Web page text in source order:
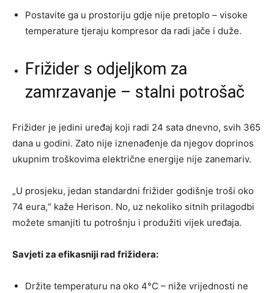
Postavite ga u prostoriju gdje nije pretoplo – visoke
temperature tjeraju kompresor da radi jače i duže.
Frižider s odjeljkom za
zamrzavanje – stalni potrošač
Frižider je jedini uređaj koji radi 24 sata dnevno, svih 365
dana u godini. Zato nije iznenađenje da njegov doprinos
ukupnim troškovima električne energije nije zanemariv.
„U prosjeku, jedan standardni frižider godišnje troši oko
74 eura,“ kaže Herison. No, uz nekoliko sitnih prilagodbi
možete smanjiti tu potrošnju i produžiti vijek uređaja.
Savjeti za efikasniji rad frižidera:
Držite temperaturu na oko 4°C – niže vrijednosti ne